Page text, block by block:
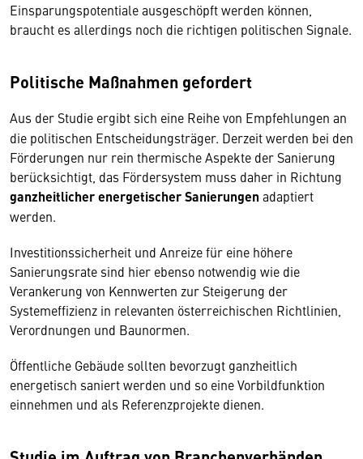
Einsparungspotentiale ausgeschöpft werden können,
braucht es allerdings noch die richtigen politischen Signale.
Politische Maßnahmen gefordert
Aus der Studie ergibt sich eine Reihe von Empfehlungen an
die politischen Entscheidungsträger. Derzeit werden bei den
Förderungen nur rein thermische Aspekte der Sanierung
berücksichtigt, das Fördersystem muss daher in Richtung
ganzheitlicher energetischer Sanierungen adaptiert
werden.
Investitionssicherheit und Anreize für eine höhere
Sanierungsrate sind hier ebenso notwendig wie die
Verankerung von Kennwerten zur Steigerung der
Systemeffizienz in relevanten österreichischen Richtlinien,
Verordnungen und Baunormen.
Öffentliche Gebäude sollten bevorzugt ganzheitlich
energetisch saniert werden und so eine Vorbildfunktion
einnehmen und als Referenzprojekte dienen.